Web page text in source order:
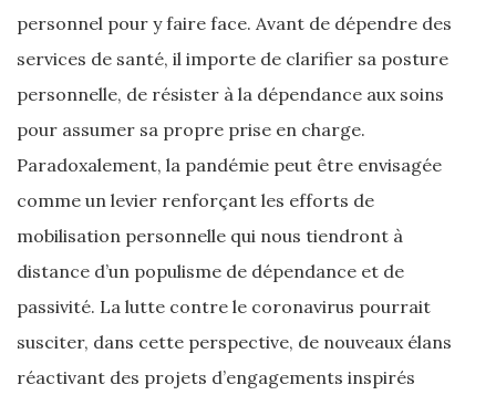
personnel pour y faire face. Avant de dépendre des
services de santé, il importe de clarifier sa posture
personnelle, de résister à la dépendance aux soins
pour assumer sa propre prise en charge.
Paradoxalement, la pandémie peut être envisagée
comme un levier renforçant les efforts de
mobilisation personnelle qui nous tiendront à
distance d’un populisme de dépendance et de
passivité. La lutte contre le coronavirus pourrait
susciter, dans cette perspective, de nouveaux élans
réactivant des projets d’engagements inspirés